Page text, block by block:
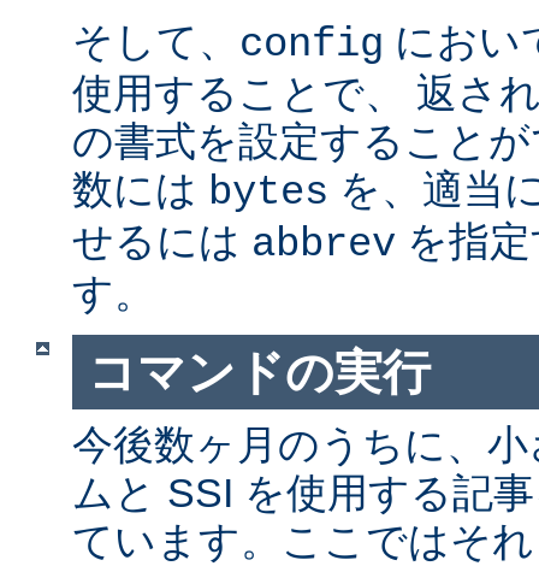
そして、 config にお
使用することで、 返さ
の書式を設定すること
数には bytes を、適当
せるには abbrev を指
す。
コマンドの実行
今後数ヶ月のうちに、
ムと SSI を使用する記
ています。ここではそ